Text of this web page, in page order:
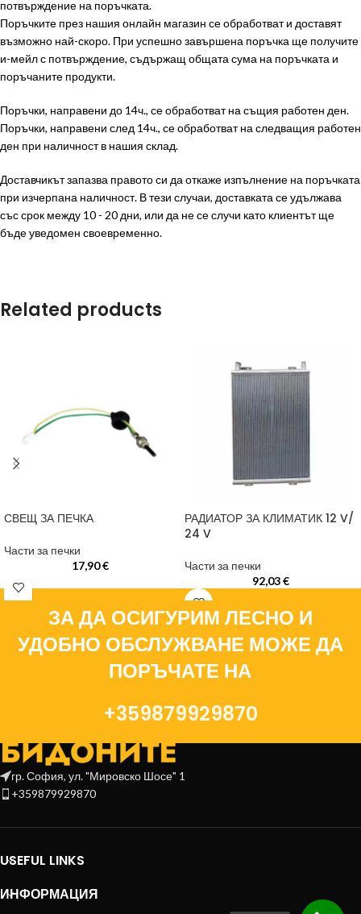
потвърждение на поръчката.
Поръчките през нашия онлайн магазин се обработват и доставят
възможно най-скоро. При успешно завършена поръчка ще получите
и-мейл с потвърждение, съдържащ общата сума на поръчката и
поръчаните продукти.
Поръчки, направени до 14ч., се обработват на същия работен ден.
Поръчки, направени след 14ч., се обработват на следващия работен
ден при наличност в нашия склад.
Доставчикът запазва правото си да откаже изпълнение на поръчката
при изчерпана наличност. В тези случаи, доставката се удължава
със срок между 10 - 20 дни, или да не се случи като клиентът ще
бъде уведомен своевременно.
Related products
СВЕЩ ЗА ПЕЧКА
Части за печки
17,90€
РАДИАТОР ЗА КЛИМАТИК 12 V/
24 V
Части за печки
92,03€
ЗА ДА ОСИГУРИМ ЛЕСНО И
УДОБНО ОБСЛУЖВАНЕ МОЖЕ ДА
ПОРЪЧАТЕ НА
+359879929870
гр. София, ул. "Мировско Шосе" 1
+359879929870
USEFUL LINKS
ИНФОРМАЦИЯ